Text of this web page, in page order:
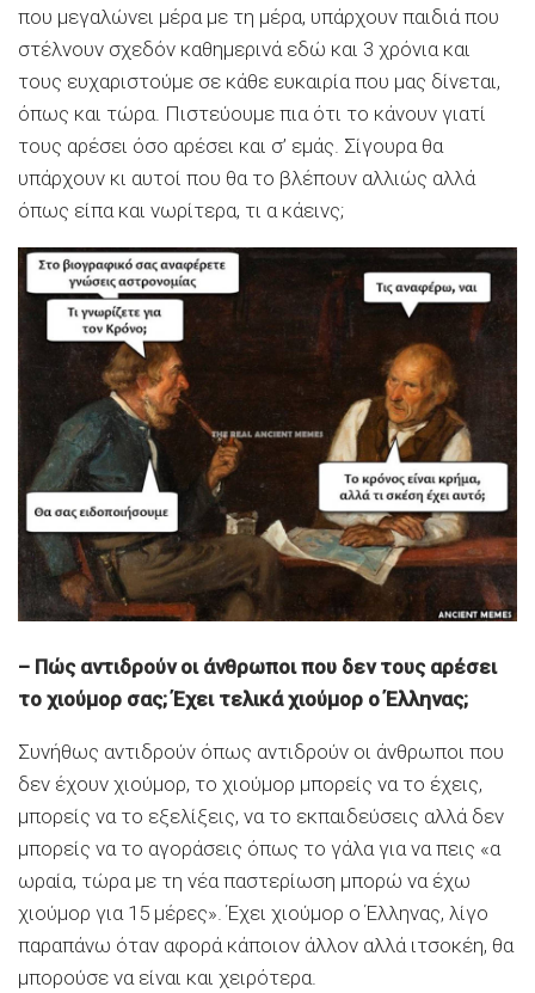
που μεγαλώνει μέρα με τη μέρα, υπάρχουν παιδιά που
στέλνουν σχεδόν καθημερινά εδώ και 3 χρόνια και
τους ευχαριστούμε σε κάθε ευκαιρία που μας δίνεται,
όπως και τώρα. Πιστεύουμε πια ότι το κάνουν γιατί
τους αρέσει όσο αρέσει και σ’ εμάς. Σίγουρα θα
υπάρχουν κι αυτοί που θα το βλέπουν αλλιώς αλλά
όπως είπα και νωρίτερα, τι α κάεινς;
– Πώς αντιδρούν οι άνθρωποι που δεν τους αρέσει
το χιούμορ σας; Έχει τελικά χιούμορ ο Έλληνας;
Συνήθως αντιδρούν όπως αντιδρούν οι άνθρωποι που
δεν έχουν χιούμορ, το χιούμορ μπορείς να το έχεις,
μπορείς να το εξελίξεις, να το εκπαιδεύσεις αλλά δεν
μπορείς να το αγοράσεις όπως το γάλα για να πεις «α
ωραία, τώρα με τη νέα παστερίωση μπορώ να έχω
χιούμορ για 15 μέρες». Έχει χιούμορ ο Έλληνας, λίγο
παραπάνω όταν αφορά κάποιον άλλον αλλά ιτσοκέη, θα
μπορούσε να είναι και χειρότερα.